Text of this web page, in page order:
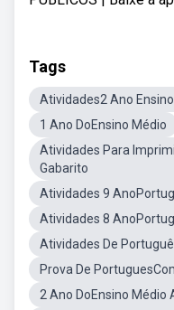
Tags
Atividades2 Ano
1 Ano DoEnsino Médio
Atividades Para
Gabarito
Atividades 9
Atividades 8
Atividades De
Prova De
2 Ano DoEnsino Médio